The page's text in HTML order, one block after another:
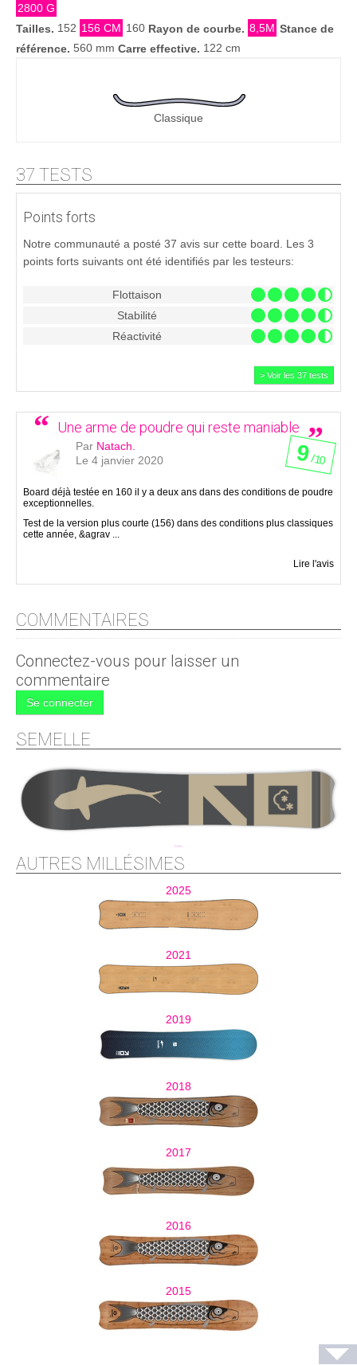
2800 G
Tailles. 152 156 CM 160 Rayon de courbe. 8,5M Stance de
référence. 560 mm Carre effective. 122 cm
Classique
37 TESTS
Points forts
Notre communauté a posté 37 avis sur cette board. Les 3
points forts suivants ont été identifiés par les testeurs:
Flottaison
Stabilité
Réactivité
> Voir les 37 tests
Une arme de poudre qui reste maniable
9/ 10
Par Natach.
Le 4 janvier 2020
Board déjà testée en 160 il y a deux ans dans des conditions de poudre
exceptionnelles.
Test de la version plus courte (156) dans des conditions plus classiques
cette année, &agrav ...
Lire l'avis
COMMENTAIRES
Connectez-vous pour laisser un
commentaire
Se connecter
SEMELLE
AUTRES MILLÉSIMES
2025
2021
2019
2018
2017
2016
2015